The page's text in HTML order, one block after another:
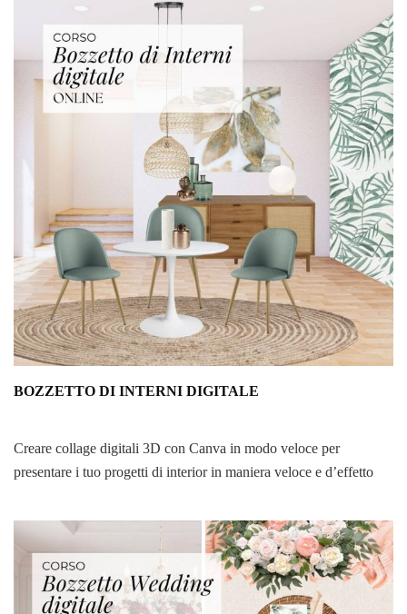
BOZZETTO DI INTERNI DIGITALE
Creare collage digitali 3D con Canva in modo veloce per
presentare i tuo progetti di interior in maniera veloce e d’effetto